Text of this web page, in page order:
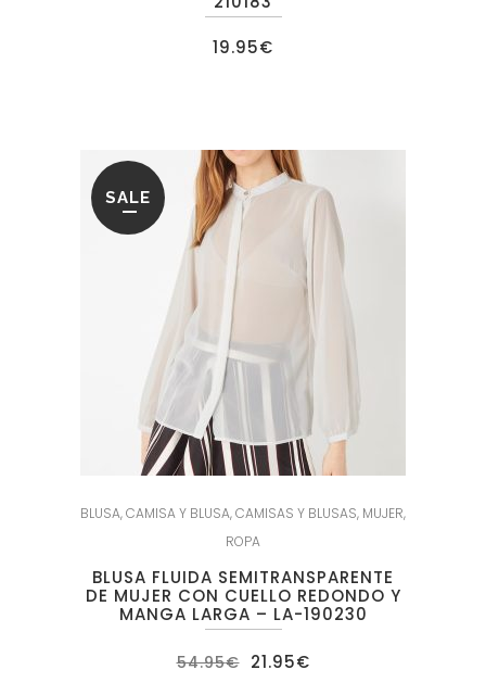
19.95€
SALE
BLUSA,CAMISA Y BLUSA,CAMISAS Y BLUSAS, MUJER,
ROPA
BLUSA FLUIDA SEMITRANSPARENTE
DE MUJER CON CUELLO REDONDO Y
MANGA LARGA – LA-190230
54.95€ El
precio
21.95€El